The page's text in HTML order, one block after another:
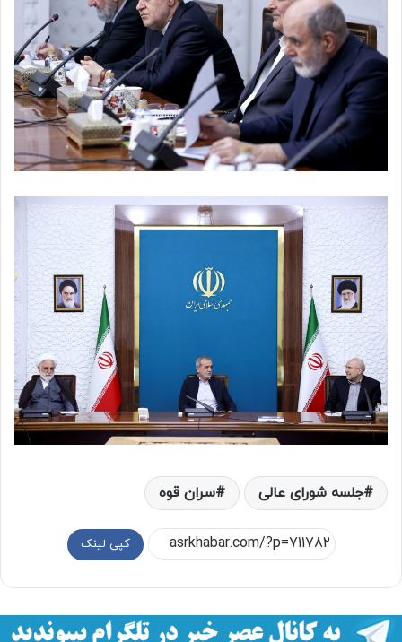
جلسه شورای عالی سران قوه
کپی لینک